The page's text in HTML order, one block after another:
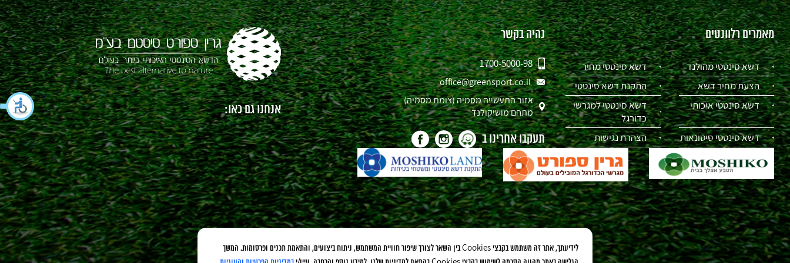
מאמרים רלוונטים
דשא סינטטי מהולנד
דשא סינטטי מחיר
הצעת מחיר דשא
התקנת דשא סינטטי
דשא סינטטי איכותי
דשא סינטטי למגרשי
כדורגל
דשא סינטטי סיטונאות
הצהרת נגישות
נהיה בקשר
1700-5000-98
office@greensport.co.il
אזור התעשייה מסמיה (צומת מסמיה)
מתחם מושיקולנד
תעקבו אחרינו ב
אנחנו גם כאו:
לידיעתך, אתר זה משתמש בקבצי Cookies בין השאר לצורך שיפור חוויית המשתמש, ניתוח ביצועים, והתאמת תכנים ופרסומות. המשך